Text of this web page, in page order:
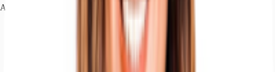
Attraktivität dieser Lage.
Bus, Bushaltestelle Rathaus Buslinien 3, 4, 6, Gehzeit: 4 min
Bundesautobahn, A 1, Fahrzeit: 10 min